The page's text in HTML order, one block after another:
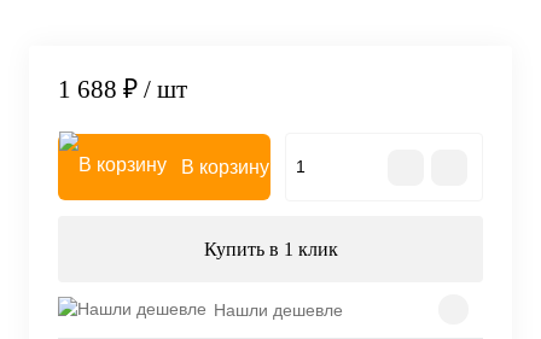
1 688 ₽ / шт
В корзину
Купить в 1 клик
Нашли дешевле